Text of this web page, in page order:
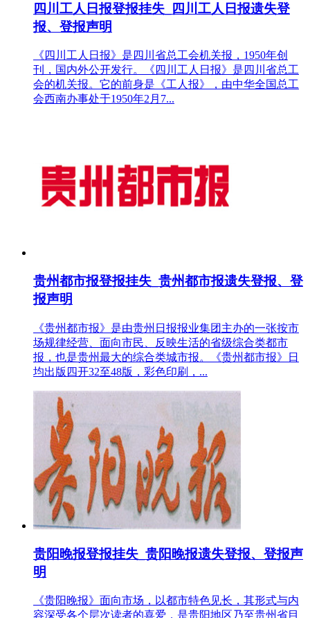
四川工人日报登报挂失_四川工人日报遗失登
报、登报声明
《四川工人日报》是四川省总工会机关报，1950年创
刊，国内外公开发行。《四川工人日报》是四川省总工
会的机关报。它的前身是《工人报》，由中华全国总工
会西南办事处于1950年2月7...
贵州都市报登报挂失_贵州都市报遗失登报、登
报声明
《贵州都市报》是由贵州日报报业集团主办的一张按市
场规律经营、面向市民、反映生活的省级综合类都市
报，也是贵州最大的综合类城市报。《贵州都市报》日
均出版四开32至48版，彩色印刷，...
贵阳晚报登报挂失_贵阳晚报遗失登报、登报声
明
《贵阳晚报》面向市场，以都市特色见长，其形式与内
容深受各个层次读者的喜爱，是贵阳地区乃至贵州省目